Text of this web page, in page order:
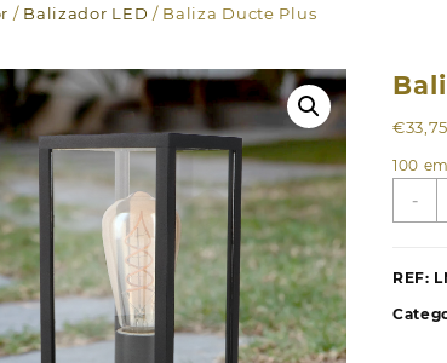
/ Balizador LED / Baliza Ducte Plus
€33,75
100
-
REF: